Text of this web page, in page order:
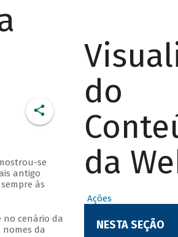
se
antigo
às
no cenário da
da
do
da
Ações
NESTA SEÇÃO